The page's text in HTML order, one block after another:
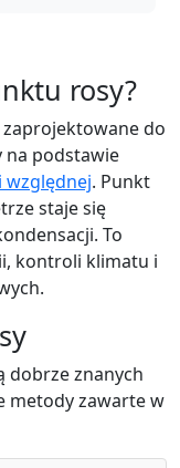
rosy?
do
podstawie
. Punkt
staje się
To
kontroli klimatu i
dobrze znanych
metody zawarte w